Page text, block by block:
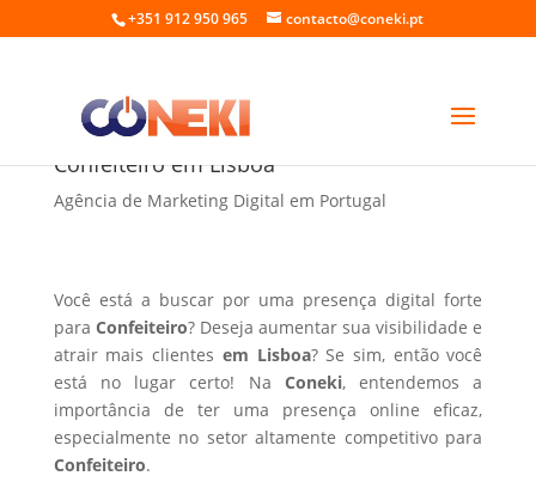
+351 912 950 965 contacto@coneki.pt
Agência de marketing digital para
Confeiteiro em Lisboa
Agência de Marketing Digital em Portugal
Você está a buscar por uma presença digital forte
para Confeiteiro? Deseja aumentar sua visibilidade e
atrair mais clientes em Lisboa? Se sim, então você
está no lugar certo! Na Coneki, entendemos a
importância de ter uma presença online eficaz,
especialmente no setor altamente competitivo para
Confeiteiro.